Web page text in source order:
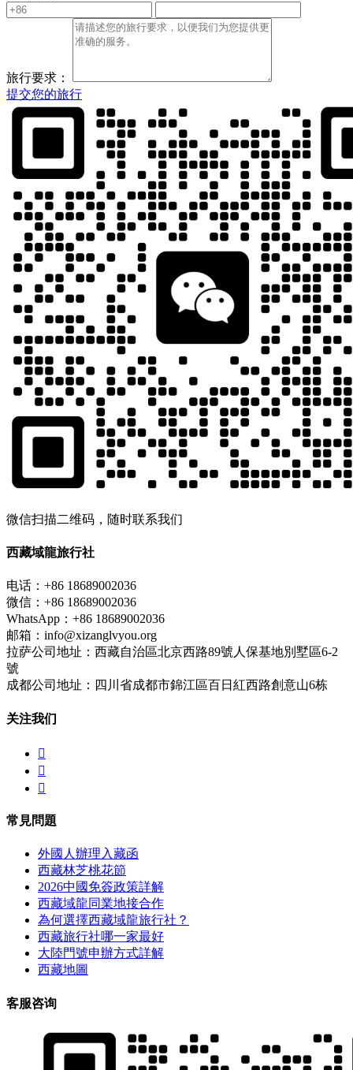
旅行要求：
提交您的旅行
微信扫描二维码，随时联系我们
西藏域龍旅行社
电话：+86 18689002036
微信：+86 18689002036
WhatsApp：+86 18689002036
邮箱：info@xizanglvyou.org
拉萨公司地址：西藏自治區北京西路89號人保基地別墅區6-2
號
成都公司地址：四川省成都市錦江區百日紅西路創意山6栋
关注我们



常見問題
外國人辦理入藏函
西藏林芝桃花節
2026中國免簽政策詳解
西藏域龍同業地接合作
為何選擇西藏域龍旅行社？
西藏旅行社哪一家最好
大陸門號申辦方式詳解
西藏地圖
客服咨询